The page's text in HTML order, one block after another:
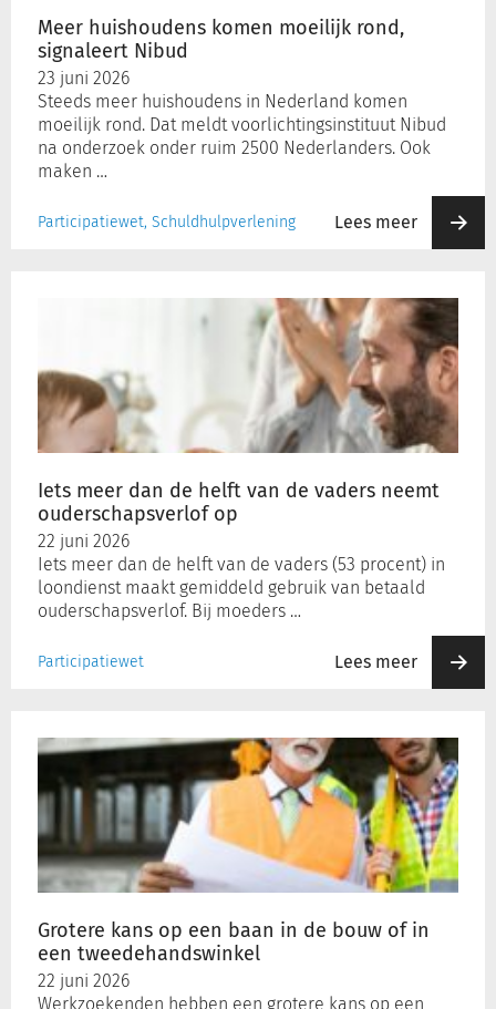
Registreren
Meer huishoudens komen moeilijk rond,
signaleert Nibud
23 juni 2026
Steeds meer huishoudens in Nederland komen
moeilijk rond. Dat meldt voorlichtingsinstituut Nibud
na onderzoek onder ruim 2500 Nederlanders. Ook
maken …
Participatiewet, Schuldhulpverlening Lees meer
Iets meer dan de helft van de vaders neemt
ouderschapsverlof op
22 juni 2026
Iets meer dan de helft van de vaders (53 procent) in
loondienst maakt gemiddeld gebruik van betaald
ouderschapsverlof. Bij moeders …
Participatiewet Lees meer
helft
van
vaders
neemt
ouderschapsverlof
Grotere kans op een baan in de bouw of in
een tweedehandswinkel
22 juni 2026
Werkzoekenden hebben een grotere kans op een
kans
een
bouw
een
tweedehandswinkel